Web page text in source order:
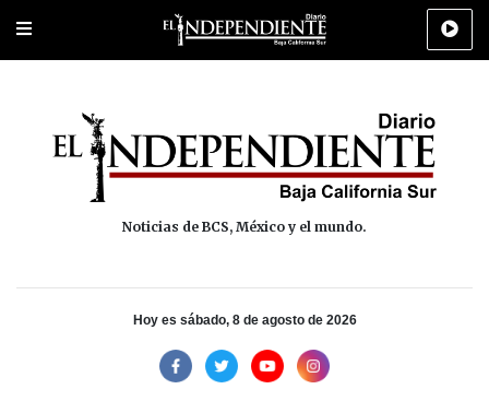
Portada Los Cabos Policiaca Deportes Cultura
Noticias de BCS, México y el mundo.
Hoy es sábado, 8 de agosto de 2026